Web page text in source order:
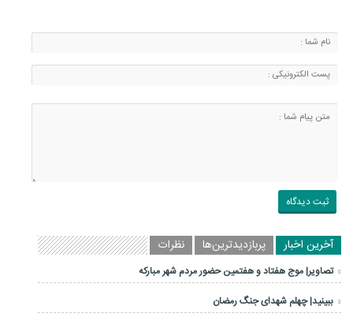
آخرین اخبار پربازدیدترین‌ها نظرات
تصاویر| موج هفتاد و هفتمین حضور مردم شهر مبارکه
ببینید| چهلم شهدای جنگ رمضان